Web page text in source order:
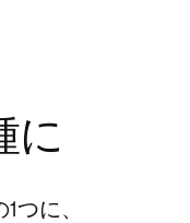
に
つに、